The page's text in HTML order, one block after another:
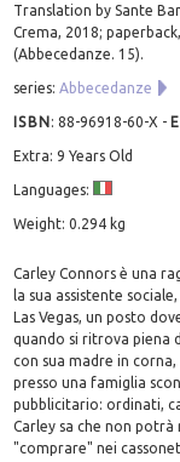
Translation by Sante
Crema, 2018;
(Abbecedanze. 15).
series:Abbecedanze
ISBN:88-96918-60-X -
Extra: 9 Years Old
Languages:
Weight: 0.294 kg
Carley Connors è una
la sua assistente
Las Vegas, un posto
quando si ritrova piena
con sua madre in
presso una famiglia
pubblicitario: ordinati,
Carley sa che non
"comprare" nei